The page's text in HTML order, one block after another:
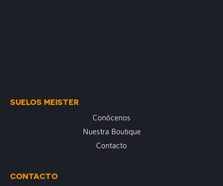
SUELOS MEISTER
Conócenos
Nuestra Boutique
Contacto
CONTACTO